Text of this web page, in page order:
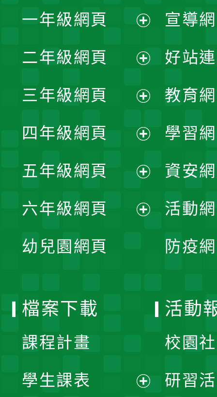
一年級網頁
開
選
單
二年級網頁
開
選
單
三年級網頁
開
選
單
四年級網頁
開
選
五年級網頁
開
六年級網頁
幼兒園網頁
宣導
好站
教育
學習
資安
活動
防疫
檔案下載
課程計畫
學生課表
活動
校園
研習